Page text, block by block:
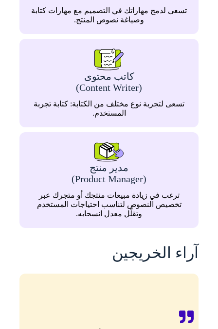
تسعى لدمج مهاراتك في التصميم مع مهارات كتابة
وصياغة نصوص المنتج.
كاتب محتوى
(Content Writer)
تسعى لتجربة نوع مختلف من الكتابة: كتابة تجربة
المستخدم.
مدير منتج
(Product Manager)
ترغب في زيادة مبيعات منتجك أو متجرك عبر
تخصيص النصوص لتناسب احتياجات المستخدم
وتقلّل معدل انسحابه.
آراء الخريجين